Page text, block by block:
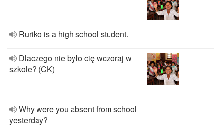
Ruriko is a high school student.
Dlaczego nie było cię wczoraj w
szkole? (CK)
Why were you absent from school
yesterday?